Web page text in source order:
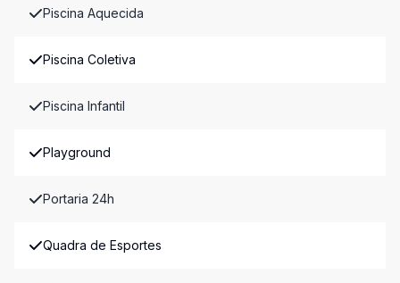
Piscina Aquecida
Piscina Coletiva
Piscina Infantil
Playground
Portaria 24h
Quadra de Esportes